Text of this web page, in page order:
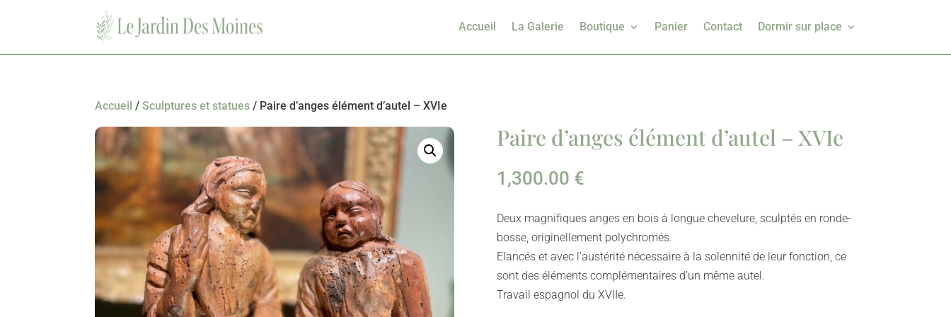
Accueil La Galerie Boutique Panier Contact Dormir sur place
Accueil /Sculptures et statues / Paire d’anges élément d’autel – XVIe
Paire d’anges élément d’autel – XVIe
1,300.00 €
Deux magnifiques anges en bois à longue chevelure, sculptés en ronde-
bosse, originellement polychromés.
Elancés et avec l’austérité nécessaire à la solennité de leur fonction, ce
sont des éléments complémentaires d’un même autel.
Travail espagnol du XVIIe.